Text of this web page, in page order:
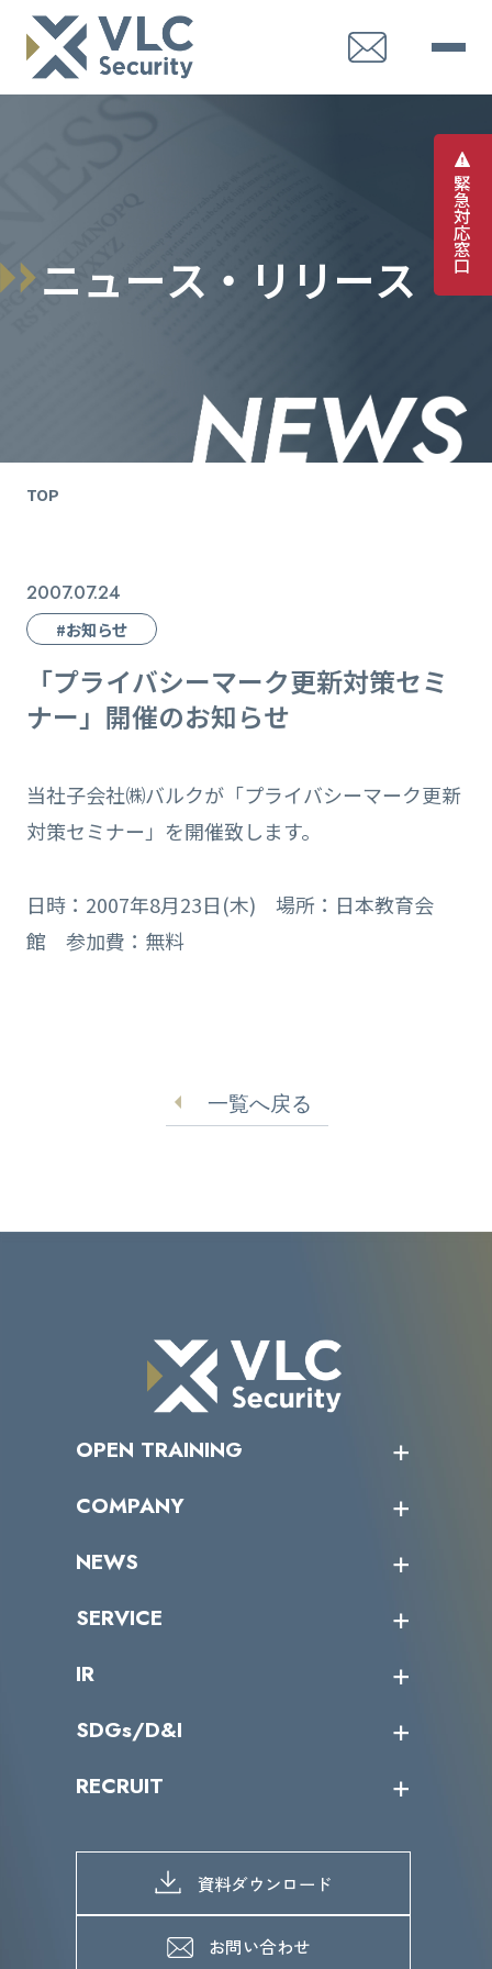
緊
急
対
応
窓
口
ニュース ・ リ リ ース
TOP
2007.07.24
#お知らせ
「プライバシーマーク更新対策セミ
ナー」開催のお知らせ
当社子会社㈱バルクが「プライバシーマーク更新
対策セミナー」を開催致します。
日時：2007年8月23日(木) 場所：日本教育会
館 参加費：無料
一覧へ戻る
OPEN TRAINING
受講者の声
COMPANY
トップメッセージ
ミッション／ビジョン
パートナー企業一覧
NEWS
サイバーニュース
SERVICE
カテゴリー別サービス一覧
IR
IRカレンダー
IRライブラリー
よくあるご質問
SDGs/D&I
当グループのマテリアリティ
SDGs推進体制
D&Iの取り組み
RECRUIT
募集職種一覧
メッセージ
メンバーインタビュー
資料ダウンロード
お問い合わせ